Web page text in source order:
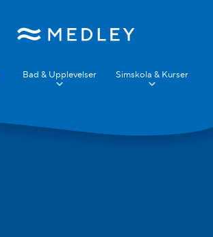
Bad & Upplevelser Simskola & Kurser